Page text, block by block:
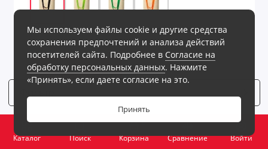
Каталог Поиск Корзина
0
Сравнение
Войти
Все варианты - 8 шт
В корзину
Мы используем файлы cookie и другие средства
сохранения предпочтений и анализа действий
посетителей сайта. Подробнее в Согласие на
обработку персональных данных. Нажмите
«Принять», если даете согласие на это.
Принять